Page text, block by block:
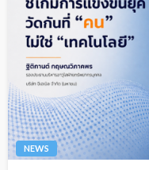
NEWS